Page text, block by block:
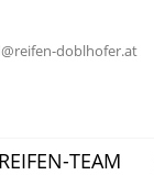
doblhofer.at
TEAM